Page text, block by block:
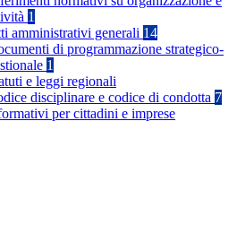
1
amministrativi generali 14
di programmazione strategico-
1
e leggi regionali
disciplinare e codice di condotta 7
per cittadini e imprese